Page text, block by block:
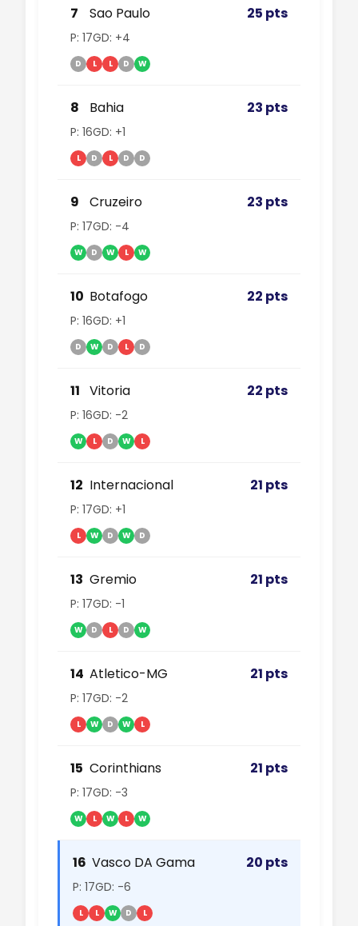
7 Sao Paulo 25 pts
P: 17GD: +4
D L L D W
8 Bahia 23 pts
P: 16GD: +1
L D L D D
9 Cruzeiro 23 pts
P: 17GD: -4
W D W L W
10 Botafogo 22 pts
P: 16GD: +1
D W D L D
11 Vitoria 22 pts
P: 16GD: -2
W L D W L
12 Internacional 21 pts
P: 17GD: +1
L W D W D
13 Gremio 21 pts
P: 17GD: -1
W D L D W
14 Atletico-MG 21 pts
P: 17GD: -2
L W D W L
15 Corinthians 21 pts
P: 17GD: -3
W L W L W
16 Vasco DA Gama 20 pts
P: 17GD: -6
L L W D L